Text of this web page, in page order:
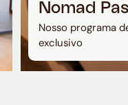
Nomad
Nosso programa
exclusivo